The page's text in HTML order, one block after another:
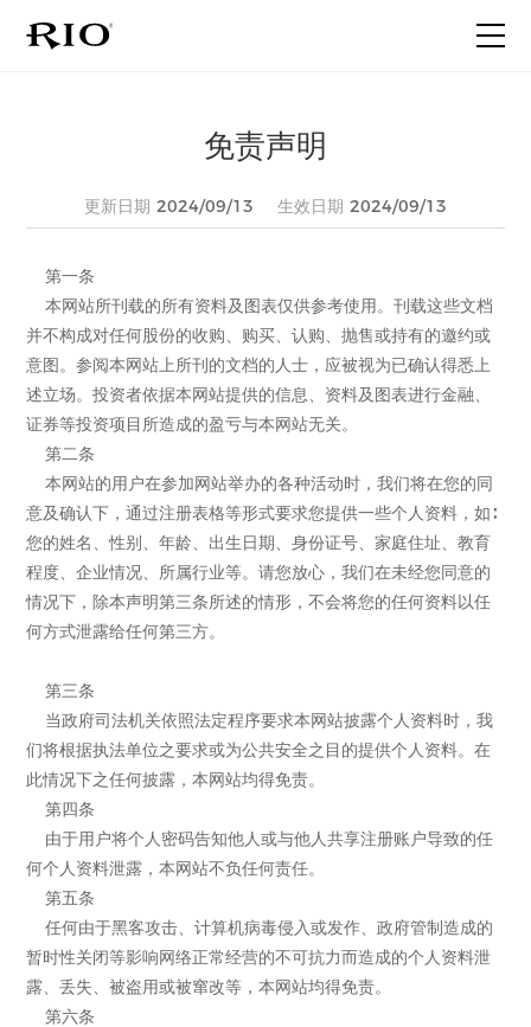
最新动态
联系我们
免责声明
更新日期 2024/09/13 生效日期 2024/09/13
第一条
本网站所刊载的所有资料及图表仅供参考使用。刊载这些文档
并不构成对任何股份的收购、购买、认购、抛售或持有的邀约或
意图。参阅本网站上所刊的文档的人士，应被视为已确认得悉上
述立场。投资者依据本网站提供的信息、资料及图表进行金融、
证券等投资项目所造成的盈亏与本网站无关。
第二条
本网站的用户在参加网站举办的各种活动时，我们将在您的同
意及确认下，通过注册表格等形式要求您提供一些个人资料，如∶
您的姓名、性别、年龄、出生日期、身份证号、家庭住址、教育
程度、企业情况、所属行业等。请您放心，我们在未经您同意的
情况下，除本声明第三条所述的情形，不会将您的任何资料以任
何方式泄露给任何第三方。
第三条
当政府司法机关依照法定程序要求本网站披露个人资料时，我
们将根据执法单位之要求或为公共安全之目的提供个人资料。在
此情况下之任何披露，本网站均得免责。
第四条
由于用户将个人密码告知他人或与他人共享注册账户导致的任
何个人资料泄露，本网站不负任何责任。
第五条
任何由于黑客攻击、计算机病毒侵入或发作、政府管制造成的
暂时性关闭等影响网络正常经营的不可抗力而造成的个人资料泄
露、丢失、被盗用或被窜改等，本网站均得免责。
第六条